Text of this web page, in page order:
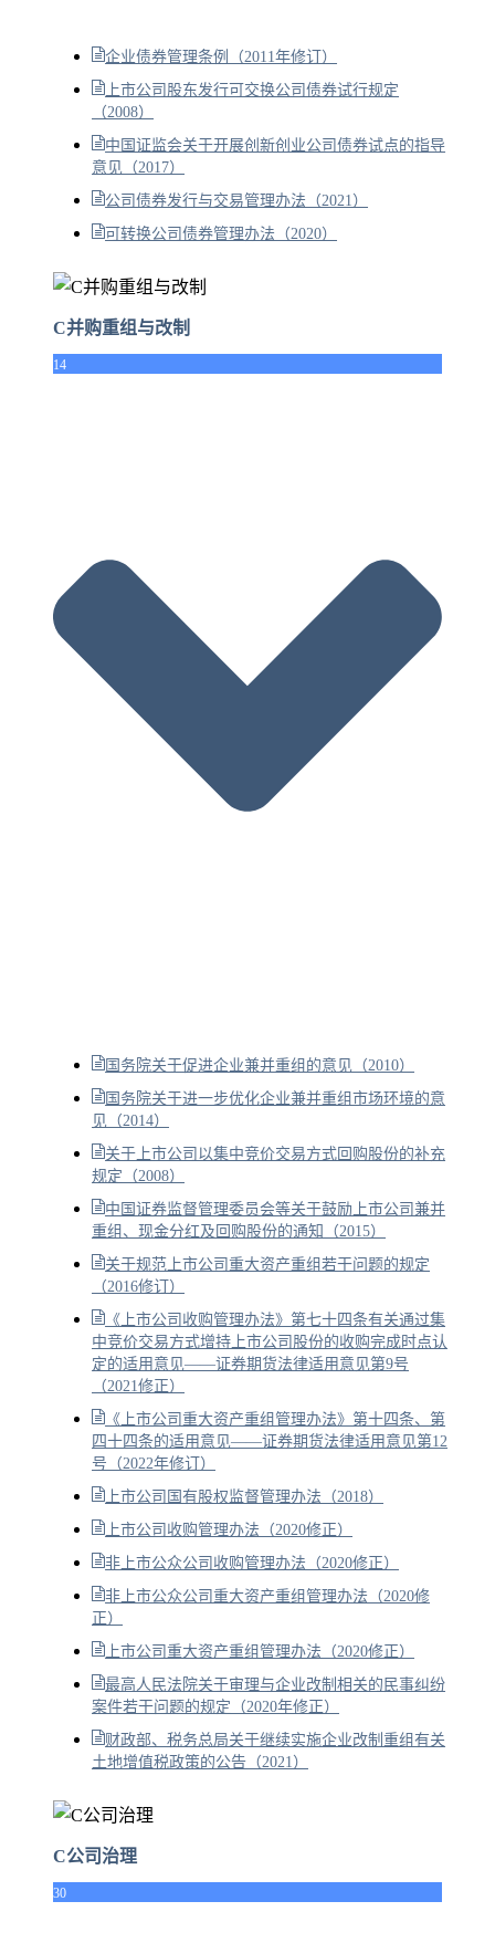
企业债券管理条例（2011年修订）
上市公司股东发行可交换公司债券试行规定
（2008）
中国证监会关于开展创新创业公司债券试点的指导
意见（2017）
公司债券发行与交易管理办法（2021）
可转换公司债券管理办法（2020）
C并购重组与改制
14
国务院关于促进企业兼并重组的意见（2010）
国务院关于进一步优化企业兼并重组市场环境的意
见（2014）
关于上市公司以集中竞价交易方式回购股份的补充
规定（2008）
中国证券监督管理委员会等关于鼓励上市公司兼并
重组、现金分红及回购股份的通知（2015）
关于规范上市公司重大资产重组若干问题的规定
（2016修订）
《上市公司收购管理办法》第七十四条有关通过集
中竞价交易方式增持上市公司股份的收购完成时点认
定的适用意见——证券期货法律适用意见第9号
（2021修正）
《上市公司重大资产重组管理办法》第十四条、第
四十四条的适用意见——证券期货法律适用意见第12
号（2022年修订）
上市公司国有股权监督管理办法（2018）
上市公司收购管理办法（2020修正）
非上市公众公司收购管理办法（2020修正）
非上市公众公司重大资产重组管理办法（2020修
正）
上市公司重大资产重组管理办法（2020修正）
最高人民法院关于审理与企业改制相关的民事纠纷
案件若干问题的规定（2020年修正）
财政部、税务总局关于继续实施企业改制重组有关
土地增值税政策的公告（2021）
C公司治理
30